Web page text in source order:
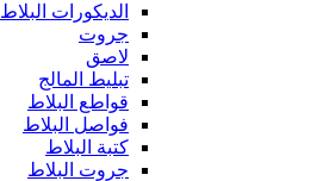
الديكورات البلاط
جروت
لاصق
تبليط المالج
قواطع البلاط
فواصل البلاط
كتبة البلاط
جروت البلاط